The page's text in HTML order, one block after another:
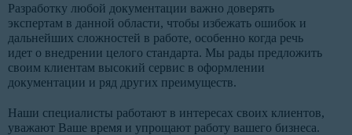
Разработку любой документации важно доверять
экспертам в данной области, чтобы избежать ошибок и
дальнейших сложностей в работе, особенно когда речь
идет о внедрении целого стандарта. Мы рады предложить
своим клиентам высокий сервис в оформлении
документации и ряд других преимуществ.
Наши специалисты работают в интересах своих клиентов,
уважают Ваше время и упрощают работу вашего бизнеса.